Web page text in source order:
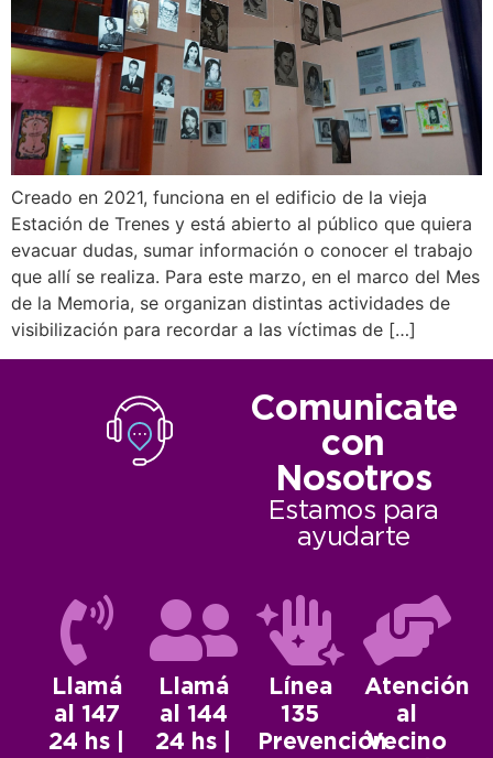
Creado en 2021, funciona en el edificio de la vieja
Estación de Trenes y está abierto al público que quiera
evacuar dudas, sumar información o conocer el trabajo
que allí se realiza. Para este marzo, en el marco del Mes
de la Memoria, se organizan distintas actividades de
visibilización para recordar a las víctimas de […]
Comunicate
con
Nosotros
Estamos para
ayudarte
Llamá
al 147
24 hs |
Llamá
al 144
24 hs |
Línea
135
Prevención
Atención
al
Vecino